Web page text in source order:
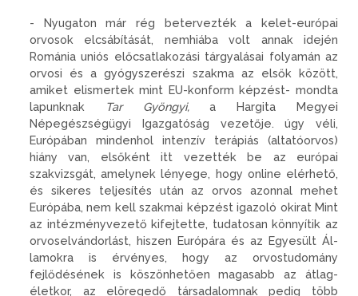
- Nyugaton már rég betervez­ték a kelet-európai
orvosok elcsá­bítását, nemhiába volt annak ide­jén
Románia uniós előcsatlakozási tárgyalásai folyamán az
orvosi és a gyógyszerészi szakma az elsők között,
amiket elismertek mint EU-konform képzést- mondta
la­punknak
Tar Gyöngyi,a Hargita Megyei
Népegészségügyi Igazga­tóság vezetője. úgy véli,
Európá­ban mindenhol intenzív terápiás (altatóorvos)
hiány van, elsőként itt vezették be az európai
szakvizs­gát, amelynek lényege, hogy on­line elérhető,
és sikeres teljesítés után az orvos azonnal mehet
Európába, nem kell szakmai kép­zést igazoló okirat Mint
az intéz­ményvezető kifejtette, tudatosan könnyítik az
orvoselvándorlást, hiszen Európára és az Egyesült Ál­
lamokra is érvényes, hogy az or­vostudomány
fejlődésének is kö­szönhetően magasabb az átlag­
életkor, az elöregedő társadalom­nak pedig több